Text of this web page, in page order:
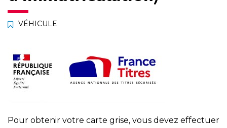
VÉHICULE
Pour obtenir votre carte grise, vous devez effectuer